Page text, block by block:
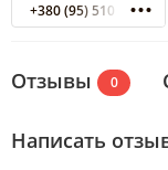
+380 (95) 510 55 51
Отзывы 0
Написать